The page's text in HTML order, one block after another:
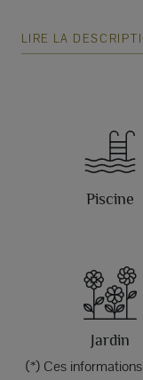
LIRE LA
Piscine
Jardin
(*) Ces